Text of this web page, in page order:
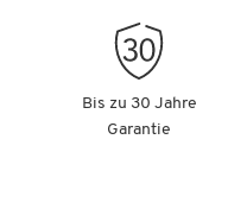
Bis zu 30 Jahre
Garantie